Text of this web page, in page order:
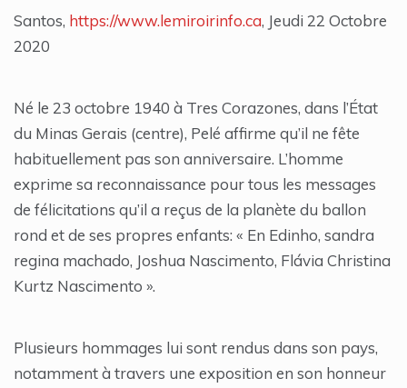
Santos, https://www.lemiroirinfo.ca, Jeudi 22 Octobre
2020
Né le 23 octobre 1940 à Tres Corazones, dans l’État
du Minas Gerais (centre), Pelé affirme qu’il ne fête
habituellement pas son anniversaire. L’homme
exprime sa reconnaissance pour tous les messages
de félicitations qu’il a reçus de la planète du ballon
rond et de ses propres enfants: « En Edinho, sandra
regina machado, Joshua Nascimento, Flávia Christina
Kurtz Nascimento ».
Plusieurs hommages lui sont rendus dans son pays,
notamment à travers une exposition en son honneur